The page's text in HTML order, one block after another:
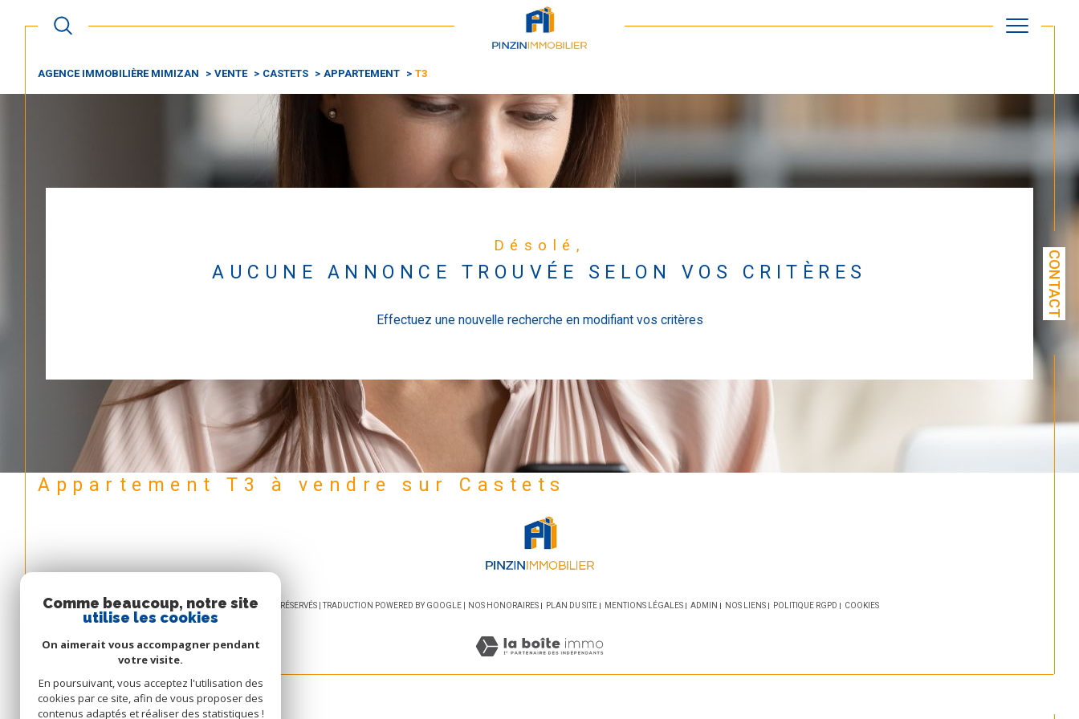
CONTACT
Acheter
de l'ancien
Estimer
BUDGET
Voir les0annonces
Appartement 40260 - Castets 3 Pièces Réinitialiser les filtres
AGENCE IMMOBILIÈRE MIMIZAN VENTE CASTETS APPARTEMENT T3
Désolé,
AUCUNE ANNONCE TROUVÉE SELON VOS CRITÈRES
Effectuez une nouvelle recherche en modifiant vos critères
Appartement T3 à vendre sur Castets
© 2026 | TOUS DROITS RÉSERVÉS | TRADUCTION POWERED BY GOOGLE | NOS HONORAIRES PLAN DU SITE MENTIONS LÉGALES ADMIN NOS LIENS POLITIQUE RGPD COOKIES
Comme beaucoup, notre site
utilise les cookies
On aimerait vous accompagner pendant
votre visite.
En poursuivant, vous acceptez l'utilisation des
cookies par ce site, afin de vous proposer des
contenus adaptés et réaliser des statistiques !